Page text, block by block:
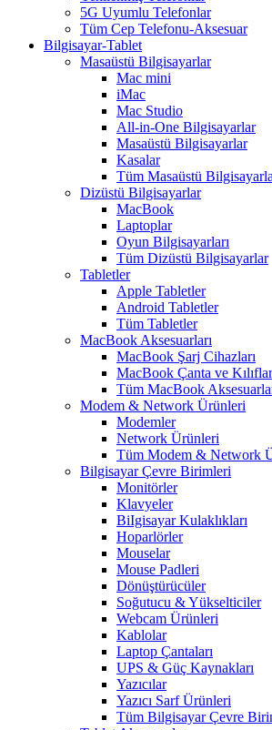
5G Uyumlu Telefonlar
Tüm Cep Telefonu-Aksesuar
Bilgisayar-Tablet
Masaüstü Bilgisayarlar
Mac mini
iMac
Mac Studio
All-in-One Bilgisayarlar
Masaüstü Bilgisayarlar
Kasalar
Tüm Masaüstü
Dizüstü Bilgisayarlar
MacBook
Laptoplar
Oyun Bilgisayarları
Tüm Dizüstü Bilgisayarlar
Tabletler
Apple Tabletler
Android Tabletler
Tüm Tabletler
MacBook Aksesuarları
MacBook Şarj Cihazları
MacBook Çanta ve
Tüm MacBook
Modem & Network Ürünleri
Modemler
Network Ürünleri
Tüm Modem & Network
Bilgisayar Çevre Birimleri
Monitörler
Klavyeler
BiIgisayar Kulaklıkları
Hoparlörler
Mouselar
Mouse Padleri
Dönüştürücüler
Soğutucu & Yükselticiler
Webcam Ürünleri
Kablolar
Laptop Çantaları
UPS & Güç Kaynakları
Yazıcılar
Yazıcı Sarf Ürünleri
Tüm Bilgisayar Çevre